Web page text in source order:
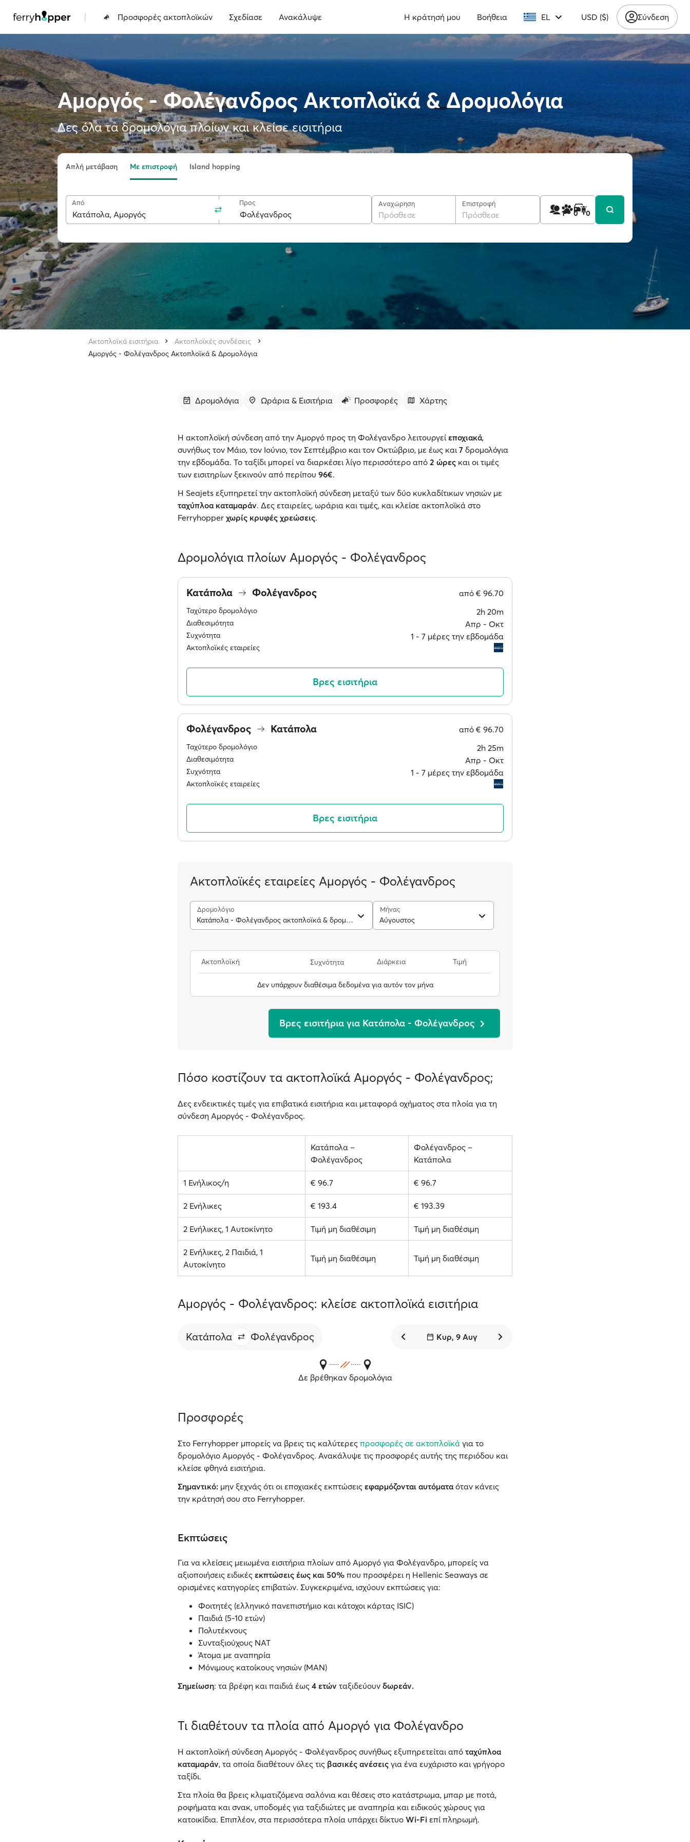
| Προσφορές ακτοπλοϊκών Σχεδίασε Ανακάλυψε Η κράτησή μου Βοήθεια EL USD ($) Σύνδεση
Αμοργός - Φολέγανδρος Ακτοπλοϊκά & Δρομολόγια
Δες όλα τα δρομολόγια πλοίων και κλείσε εισιτήρια
Απλή μετάβαση Με επιστροφή Island hopping
Από Προς Αναχώρηση
Πρόσθεσε
Επιστροφή
Πρόσθεσε 1 0 0
Ακτοπλοϊκά εισιτήρια
Ακτοπλοϊκές συνδέσεις
Αμοργός - Φολέγανδρος Ακτοπλοϊκά & Δρομολόγια
Δρομολόγια Ωράρια & Εισιτήρια Προσφορές Χάρτης
Η ακτοπλοϊκή σύνδεση από την Αμοργό προς τη Φολέγανδρο λειτουργεί εποχιακά,
συνήθως τον Μάιο, τον Ιούνιο, τον Σεπτέμβριο και τον Οκτώβριο, με έως και 7 δρομολόγια
την εβδομάδα. Το ταξίδι μπορεί να διαρκέσει λίγο περισσότερο από 2 ώρες και οι τιμές
των εισιτηρίων ξεκινούν από περίπου 96€.
Η Seajets εξυπηρετεί την ακτοπλοϊκή σύνδεση μεταξύ των δύο κυκλαδίτικων νησιών με
ταχύπλοα καταμαράν. Δες εταιρείες, ωράρια και τιμές, και κλείσε ακτοπλοϊκά στο
Ferryhopper χωρίς κρυφές χρεώσεις.
Δρομολόγια πλοίων Αμοργός - Φολέγανδρος
Κατάπολα Φολέγανδρος από € 96.70
Ταχύτερο δρομολόγιο 2h 20m
Διαθεσιμότητα Απρ ‐ Οκτ
Συχνότητα 1 ‐ 7 μέρες την εβδομάδα
Ακτοπλοϊκές εταιρείες
Βρες εισιτήρια
Φολέγανδρος Κατάπολα από € 96.70
Ταχύτερο δρομολόγιο 2h 25m
Διαθεσιμότητα Απρ ‐ Οκτ
Συχνότητα 1 ‐ 7 μέρες την εβδομάδα
Ακτοπλοϊκές εταιρείες
Βρες εισιτήρια
Ακτοπλοϊκές εταιρείες Αμοργός - Φολέγανδρος
Δρομολόγιο
Κατάπολα - Φολέγανδρος ακτοπλοϊκά & δρομολόγια
Μήνας
Αύγουστος
Ακτοπλοϊκή Συχνότητα Διάρκεια Τιμή
Δεν υπάρχουν διαθέσιμα δεδομένα για αυτόν τον μήνα
Βρες εισιτήρια για Κατάπολα - Φολέγανδρος
Πόσο κοστίζουν τα ακτοπλοϊκά Αμοργός - Φολέγανδρος;
Δες ενδεικτικές τιμές για επιβατικά εισιτήρια και μεταφορά οχήματος στα πλοία για τη
σύνδεση Αμοργός - Φολέγανδρος.
Κατάπολα –
Φολέγανδρος
Φολέγανδρος –
Κατάπολα
1 Ενήλικος/η € 96.7 € 96.7
2 Ενήλικες € 193.4 € 193.39
2 Ενήλικες, 1 Αυτοκίνητο Τιμή μη διαθέσιμη Τιμή μη διαθέσιμη
2 Ενήλικες, 2 Παιδιά, 1
Αυτοκίνητο
Τιμή μη διαθέσιμη Τιμή μη διαθέσιμη
Αμοργός - Φολέγανδρος: κλείσε ακτοπλοϊκά εισιτήρια
Κατάπολα Φολέγανδρος Κυρ, 9 Αυγ
Δε βρέθηκαν δρομολόγια
Προσφορές
Στο Ferryhopper μπορείς να βρεις τις καλύτερες προσφορές σε ακτοπλοϊκά για το
δρομολόγιο Αμοργός - Φολέγανδρος. Ανακάλυψε τις προσφορές αυτής της περιόδου και
κλείσε φθηνά εισιτήρια.
Σημαντικό: μην ξεχνάς ότι οι εποχιακές εκπτώσεις εφαρμόζονται αυτόματαόταν κάνεις
την κράτησή σου στο Ferryhopper.
Εκπτώσεις
Για να κλείσεις μειωμένα εισιτήρια πλοίων από Αμοργό για Φολέγανδρο, μπορείς να
αξιοποιήσεις ειδικές εκπτώσεις έως και 50% που προσφέρει η Hellenic Seaways σε
ορισμένες κατηγορίες επιβατών. Συγκεκριμένα, ισχύουν εκπτώσεις για:
Φοιτητές (ελληνικό πανεπιστήμιο και κάτοχοι κάρτας ISIC)
Παιδιά (5-10 ετών)
Πολυτέκνους
Συνταξιούχους ΝΑΤ
Άτομα με αναπηρία
Μόνιμους κατοίκους νησιών (ΜΑΝ)
Σημείωση: τα βρέφη και παιδιά έως 4 ετών ταξιδεύουν δωρεάν.
Τι διαθέτουν τα πλοία από Αμοργό για Φολέγανδρο
Η ακτοπλοϊκή σύνδεση Αμοργός - Φολέγανδρος συνήθως εξυπηρετείται από ταχύπλοα
καταμαράν, τα οποία διαθέτουν όλες τις βασικές ανέσεις για ένα ευχάριστο και γρήγορο
ταξίδι.
Στα πλοία θα βρεις κλιματιζόμενα σαλόνια και θέσεις στο κατάστρωμα, μπαρ με ποτά,
ροφήματα και σνακ, υποδομές για ταξιδιώτες με αναπηρία και ειδικούς χώρους για
κατοικίδια. Επιπλέον, στα περισσότερα πλοία υπάρχει δίκτυο Wi-Fi επί πληρωμή.